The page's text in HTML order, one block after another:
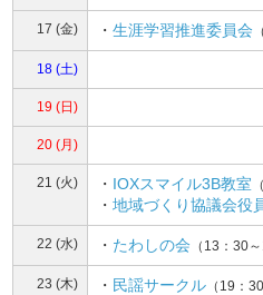
17 (金) ・生涯学習推進委員会
18 (土)
19 (日)
20 (月)
21 (火) ・ IOXスマイル3B教室
・地域づくり協議会役
22 (水) ・ たわしの会 （13：30
23 (木) ・ 民謡サークル （19：